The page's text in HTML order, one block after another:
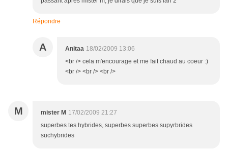
Répondre
A Anitaa 18/02/2009 13:06
<br /> cela m'encourage et me fait chaud au coeur :)
<br /> <br /> <br />
M mister M 17/02/2009 21:27
superbes tes hybrides, superbes superbes supyrbrides
suchybrides